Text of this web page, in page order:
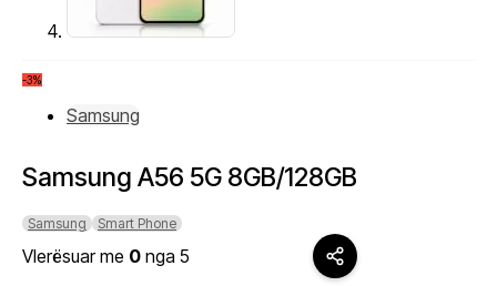
-3%
Samsung
Samsung A56 5G 8GB/128GB
Samsung Smart Phone
Vlerësuar me 0 nga 5